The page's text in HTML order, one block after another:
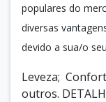
populares do
diversas
devido a sua/o
Leveza;
outros.